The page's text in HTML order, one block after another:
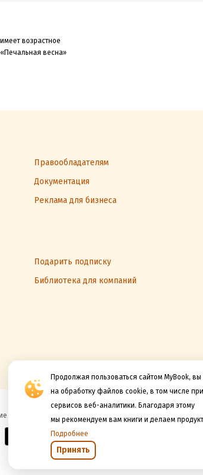
Продолжая пользоваться сайтом MyBook, вы
на обработку файлов cookie, в том числе
сервисов веб-аналитики. Благодаря этому
мы рекомендуем вам книги и делаем
Подробнее
Принять
имеет возрастное
«Печальная весна»
Правообладателям
Документация
Реклама для бизнеса
Подарить подписку
Библиотека для компаний